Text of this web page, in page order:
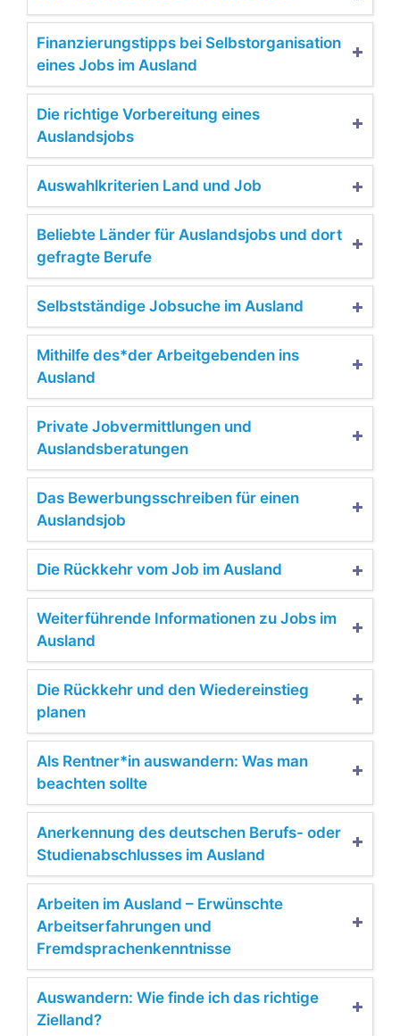
Finanzierungstipps bei Selbstorganisation
eines Jobs im Ausland
Die richtige Vorbereitung eines
Auslandsjobs
Auswahlkriterien Land und Job
Beliebte Länder für Auslandsjobs und dort
gefragte Berufe
Selbstständige Jobsuche im Ausland
Mithilfe des*der Arbeitgebenden ins
Ausland
Private Jobvermittlungen und
Auslandsberatungen
Das Bewerbungsschreiben für einen
Auslandsjob
Die Rückkehr vom Job im Ausland
Weiterführende Informationen zu Jobs im
Ausland
Die Rückkehr und den Wiedereinstieg
planen
Als Rentner*in auswandern: Was man
beachten sollte
Anerkennung des deutschen Berufs- oder
Studienabschlusses im Ausland
Arbeiten im Ausland – Erwünschte
Arbeitserfahrungen und
Fremdsprachenkenntnisse
Auswandern: Wie finde ich das richtige
Zielland?